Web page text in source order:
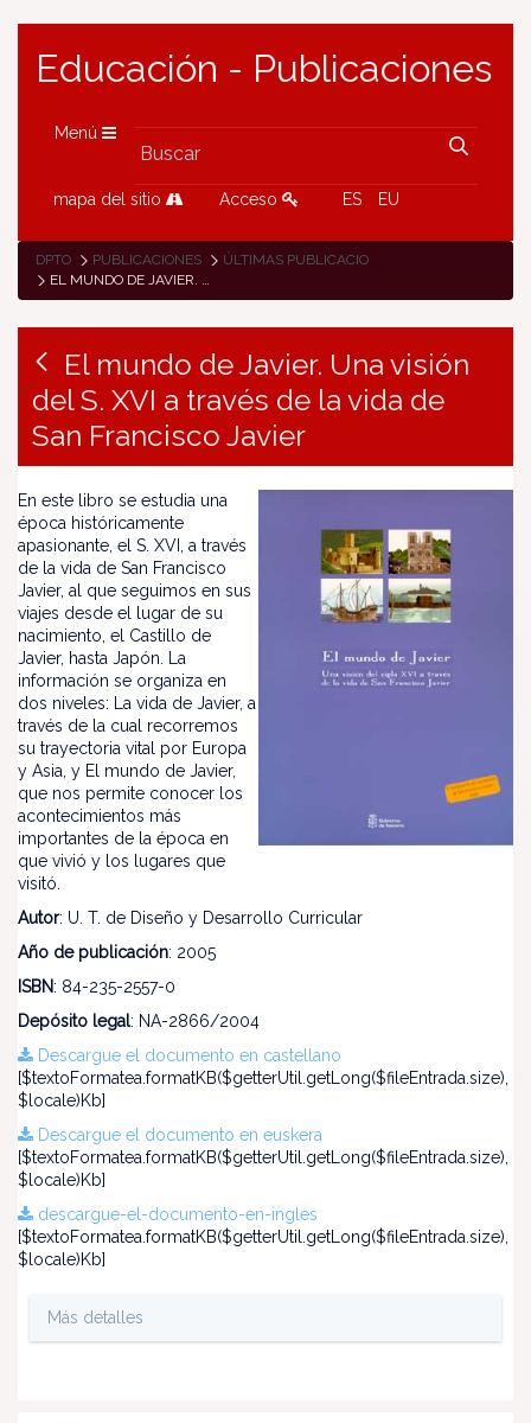
Educación - Publicaciones
Menú
mapa del sitio Acceso ES EU
DPTO PUBLICACIONES
ÚLTIMAS PUBLICACIONES
EL MUNDO DE JAVIER. UNA VISIÓN DEL S. XVI A TRAVÉS DE LA VIDA DE SAN FRANCISCO JAVIER
El mundo de Javier. Una visión
del S. XVI a través de la vida de
San Francisco Javier
En este libro se estudia una
época históricamente
apasionante, el S. XVI, a través
de la vida de San Francisco
Javier, al que seguimos en sus
viajes desde el lugar de su
nacimiento, el Castillo de
Javier, hasta Japón. La
información se organiza en
dos niveles: La vida de Javier, a
través de la cual recorremos
su trayectoria vital por Europa
y Asia, y El mundo de Javier,
que nos permite conocer los
acontecimientos más
importantes de la época en
que vivió y los lugares que
visitó.
Autor: U. T. de Diseño y Desarrollo Curricular
Año de publicación: 2005
ISBN: 84-235-2557-0
Depósito legal: NA-2866/2004
Descargue el documento en castellano
[$textoFormatea.formatKB($getterUtil.getLong($fileEntrada.size),
$locale)Kb]
Descargue el documento en euskera
[$textoFormatea.formatKB($getterUtil.getLong($fileEntrada.size),
$locale)Kb]
descargue-el-documento-en-ingles
[$textoFormatea.formatKB($getterUtil.getLong($fileEntrada.size),
$locale)Kb]
Más detalles